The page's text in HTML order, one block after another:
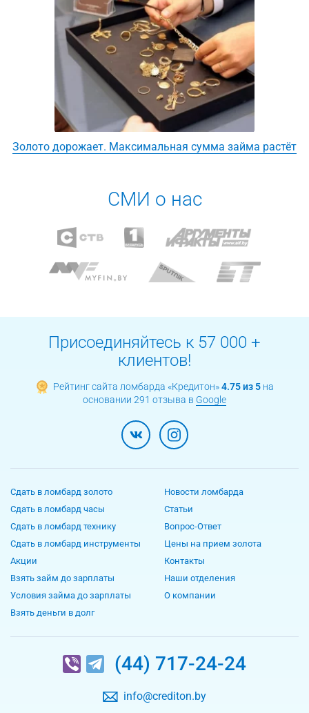
Золото дорожает. Максимальная сумма займа растёт
СМИ о нас
Присоединяйтесь к 57 000 +
клиентов!
Рейтинг сайта ломбарда «Кредитон»4.75 из 5 на
основании 291 отзыва в Google
Сдать в ломбард золото
Сдать в ломбард часы
Сдать в ломбард технику
Сдать в ломбард инструменты
Акции
Взять займ до зарплаты
Условия займа до зарплаты
Взять деньги в долг
Новости ломбарда
Статьи
Вопрос-Ответ
Цены на прием золота
Контакты
Наши отделения
О компании
(44) 717-24-24
info@crediton.by